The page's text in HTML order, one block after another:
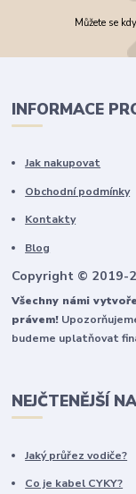
Můžete se
INFORMACE
Jak nakupovat
Obchodní podmínky
Kontakty
Blog
Copyright © 2019-
Všechny námi
právem!
budeme uplatňovat
NEJČTENĚJŠÍ
Jaký průřez vodiče?
Co je kabel CYKY?